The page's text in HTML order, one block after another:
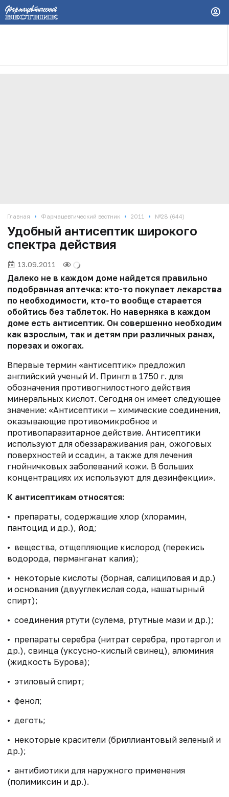
Главная • Фармацевтический вестник • 2011 • №28 (644)
Удобный антисептик широкого
спектра действия
13.09.2011
Далеко не в каждом доме найдется правильно
подобранная аптечка: кто-то покупает лекарства
по необходимости, кто-то вообще старается
обойтись без таблеток. Но наверняка в каждом
доме есть антисептик. Он совершенно необходим
как взрослым, так и детям при различных ранах,
порезах и ожогах.
Впервые термин «антисептик» предложил
английский ученый И. Прингл в 1750 г. для
обозначения противогнилостного действия
минеральных кислот. Сегодня он имеет следующее
значение: «Антисептики — химические соединения,
оказывающие противомикробное и
противопаразитарное действие. Антисептики
используют для обеззараживания ран, ожоговых
поверхностей и ссадин, а также для лечения
гнойничковых заболеваний кожи. В больших
концентрациях их используют для дезинфекции».
К антисептикам относятся:
• препараты, содержащие хлор (хлорамин,
пантоцид и др.), йод;
• вещества, отщепляющие кислород (перекись
водорода, перманганат калия);
• некоторые кислоты (борная, салициловая и др.)
и основания (двууглекислая сода, нашатырный
спирт);
• соединения ртути (сулема, ртутные мази и др.);
• препараты серебра (нитрат серебра, протаргол и
др.), свинца (уксусно-кислый свинец), алюминия
(жидкость Бурова);
• этиловый спирт;
• фенол;
• деготь;
• некоторые красители (бриллиантовый зеленый и
др.);
• антибиотики для наружного применения
(полимиксин и др.).